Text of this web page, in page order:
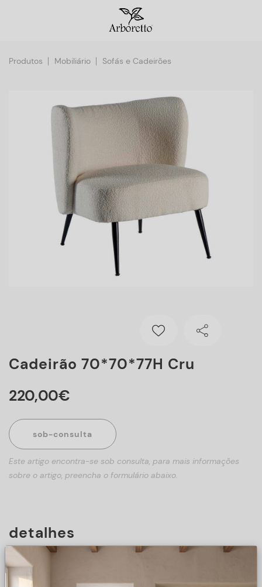
Produtos Mobiliário Sofás e Cadeirões
Cadeirão 70*70*77H Cru
220,00€
sob-consulta
Este artigo encontra-se sob consulta, para mais informações
sobre o artigo, preencha o formulário abaixo.
detalhes